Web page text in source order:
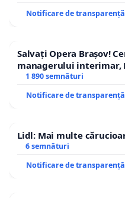
Notificare de transparență
Salvați Opera Brașov!
managerului interimar,
1 890 semnături
Notificare de transparență
Lidl: Mai multe
6 semnături
Notificare de transparență